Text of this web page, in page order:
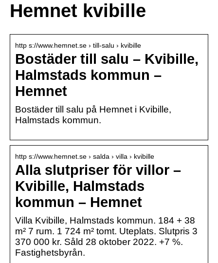
Hemnet kvibille
http s://www.hemnet.se › till-salu › kvibille
Bostäder till salu – Kvibille,
Halmstads kommun –
Hemnet
Bostäder till salu på Hemnet i Kvibille,
Halmstads kommun.
http s://www.hemnet.se › salda › villa › kvibille
Alla slutpriser för villor –
Kvibille, Halmstads
kommun – Hemnet
Villa Kvibille, Halmstads kommun. 184 + 38
m² 7 rum. 1 724 m² tomt. Uteplats. Slutpris 3
370 000 kr. Såld 28 oktober 2022. +7 %.
Fastighetsbyrån.